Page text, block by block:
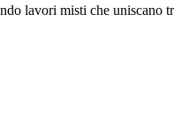
lavori misti che uniscano